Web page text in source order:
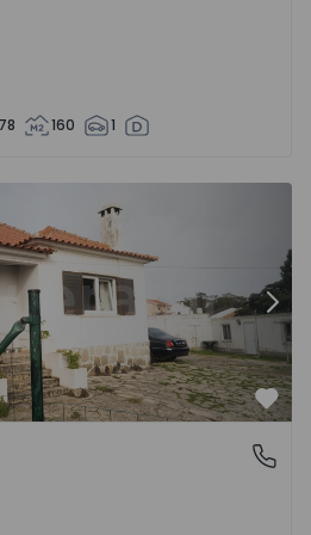
160 1
Mouro - 1533227 - 11